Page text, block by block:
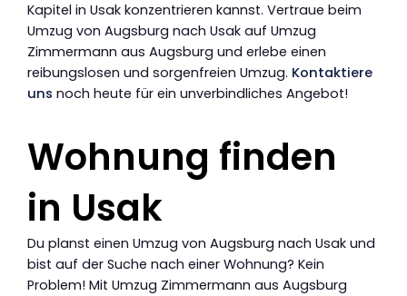
Kapitel in Usak konzentrieren kannst. Vertraue beim
Umzug von Augsburg nach Usak auf Umzug
Zimmermann aus Augsburg und erlebe einen
reibungslosen und sorgenfreien Umzug. Kontaktiere
uns noch heute für ein unverbindliches Angebot!
Wohnung finden
in Usak
Du planst einen Umzug von Augsburg nach Usak und
bist auf der Suche nach einer Wohnung? Kein
Problem! Mit Umzug Zimmermann aus Augsburg